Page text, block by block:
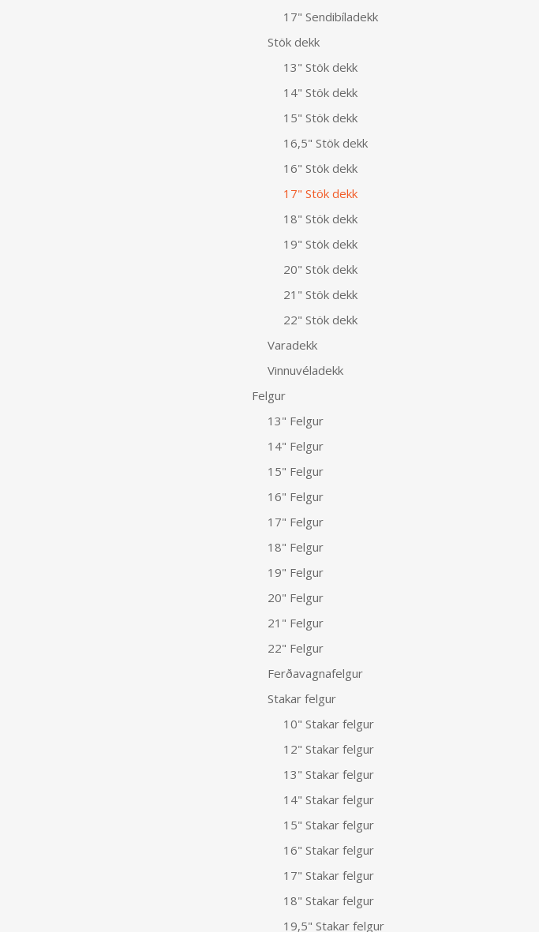
17" Sendibíladekk
Stök dekk
13" Stök dekk
14" Stök dekk
15" Stök dekk
16,5" Stök dekk
16" Stök dekk
17" Stök dekk
18" Stök dekk
19" Stök dekk
20" Stök dekk
21" Stök dekk
22" Stök dekk
Varadekk
Vinnuvéladekk
Felgur
13" Felgur
14" Felgur
15" Felgur
16" Felgur
17" Felgur
18" Felgur
19" Felgur
20" Felgur
21" Felgur
22" Felgur
Ferðavagnafelgur
Stakar felgur
10" Stakar felgur
12" Stakar felgur
13" Stakar felgur
14" Stakar felgur
15" Stakar felgur
16" Stakar felgur
17" Stakar felgur
18" Stakar felgur
19,5" Stakar felgur